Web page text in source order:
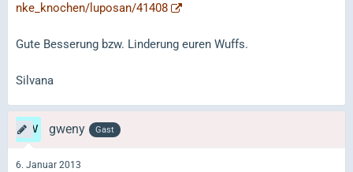
nke_knochen/luposan/41408
Gute Besserung bzw. Linderung euren Wuffs.
Silvana
gweny Gast
6. Januar 2013